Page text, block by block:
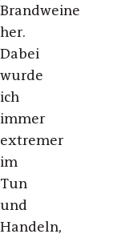
Brandweine
her.
Dabei
wurde
ich
immer
extremer
im
Tun
und
Handeln,